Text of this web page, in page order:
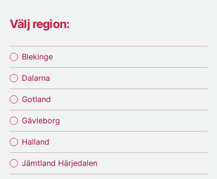
Välj region:
Blekinge
Dalarna
Gotland
Gävleborg
Halland
Jämtland Härjedalen